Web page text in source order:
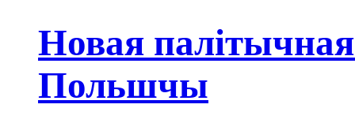
Новая
Польшчы